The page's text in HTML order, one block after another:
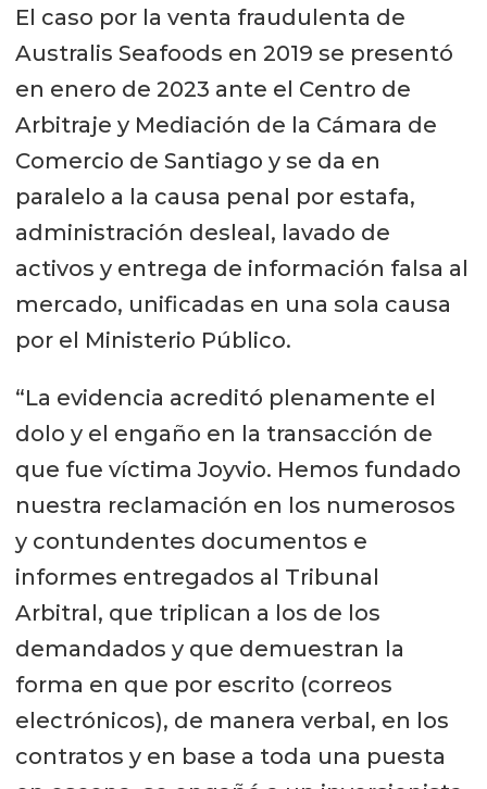
El caso por la venta fraudulenta de
Australis Seafoods en 2019 se presentó
en enero de 2023 ante el Centro de
Arbitraje y Mediación de la Cámara de
Comercio de Santiago y se da en
paralelo a la causa penal por estafa,
administración desleal, lavado de
activos y entrega de información falsa al
mercado, unificadas en una sola causa
por el Ministerio Público.
“La evidencia acreditó plenamente el
dolo y el engaño en la transacción de
que fue víctima Joyvio. Hemos fundado
nuestra reclamación en los numerosos
y contundentes documentos e
informes entregados al Tribunal
Arbitral, que triplican a los de los
demandados y que demuestran la
forma en que por escrito (correos
electrónicos), de manera verbal, en los
contratos y en base a toda una puesta